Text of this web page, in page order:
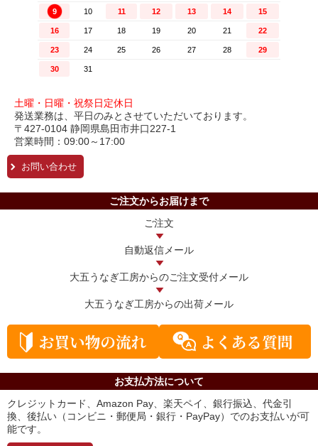
土曜・日曜・祝祭日定休日
発送業務は、平日のみとさせていただいております。
〒427-0104 静岡県島田市井口227-1
営業時間：09:00～17:00
お問い合わせ
ご注文からお届けまで
ご注文
自動返信メール
大五うなぎ工房からのご注文受付メール
大五うなぎ工房からの出荷メール
お支払方法について
クレジットカード、Amazon Pay、楽天ペイ、銀行振込、代金引
換、後払い（コンビニ・郵便局・銀行・PayPay）でのお支払いが可
能です。